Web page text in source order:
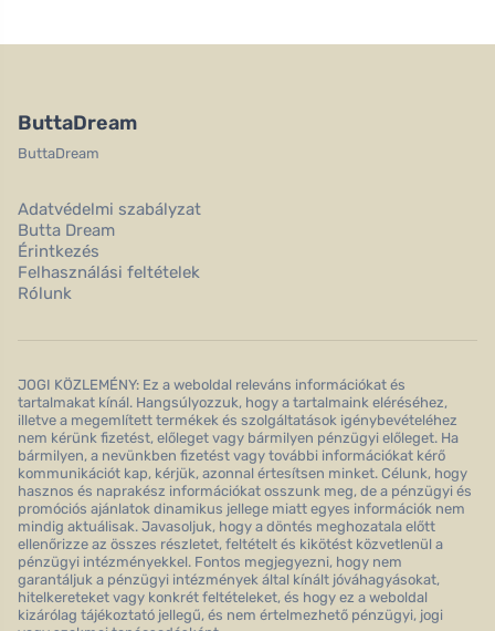
ButtaDream
ButtaDream
Adatvédelmi szabályzat
Butta Dream
Érintkezés
Felhasználási feltételek
Rólunk
JOGI KÖZLEMÉNY: Ez a weboldal releváns információkat és
tartalmakat kínál. Hangsúlyozzuk, hogy a tartalmaink eléréséhez,
illetve a megemlített termékek és szolgáltatások igénybevételéhez
nem kérünk fizetést, előleget vagy bármilyen pénzügyi előleget. Ha
bármilyen, a nevünkben fizetést vagy további információkat kérő
kommunikációt kap, kérjük, azonnal értesítsen minket. Célunk, hogy
hasznos és naprakész információkat osszunk meg, de a pénzügyi és
promóciós ajánlatok dinamikus jellege miatt egyes információk nem
mindig aktuálisak. Javasoljuk, hogy a döntés meghozatala előtt
ellenőrizze az összes részletet, feltételt és kikötést közvetlenül a
pénzügyi intézményekkel. Fontos megjegyezni, hogy nem
garantáljuk a pénzügyi intézmények által kínált jóváhagyásokat,
hitelkereteket vagy konkrét feltételeket, és hogy ez a weboldal
kizárólag tájékoztató jellegű, és nem értelmezhető pénzügyi, jogi